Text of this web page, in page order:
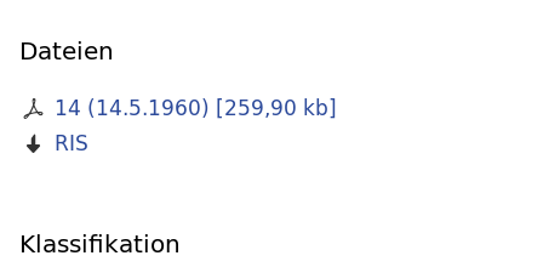
Dateien
14 (14.5.1960) [259,90 kb]
RIS
Klassifikation